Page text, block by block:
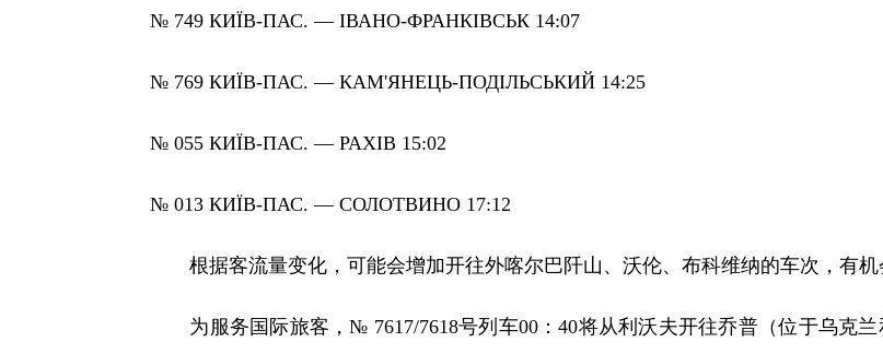
№ 749 КИЇВ-ПАС. — ІВАНО-ФРАНКІВСЬК 14:07
№ 769 КИЇВ-ПАС. — КАМ'ЯНЕЦЬ-ПОДІЛЬСЬКИЙ 14:25
№ 055 КИЇВ-ПАС. — РАХІВ 15:02
№ 013 КИЇВ-ПАС. — СОЛОТВИНО 17:12
根据客流量变化，可能会增加开往外喀尔巴阡山、沃伦、布科维纳的车次 ，有
为服务国际旅客，№ 7617/7618号列车00：40将从利沃夫开往乔普（位于乌克